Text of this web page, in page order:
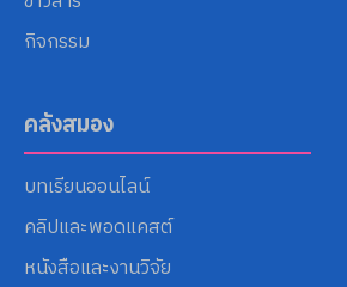
กิจกรรม
คลังสมอง
บทเรียนออนไลน์
คลิปและพอดแคสต์
หนังสือและงานวิจัย